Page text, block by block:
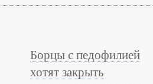
Борцы с педофилией
хотят закрыть